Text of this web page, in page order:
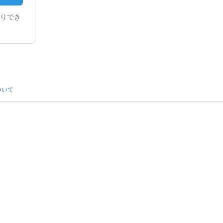
でき
て